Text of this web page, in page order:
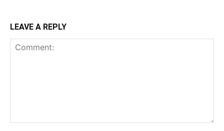
LEAVE A REPLY